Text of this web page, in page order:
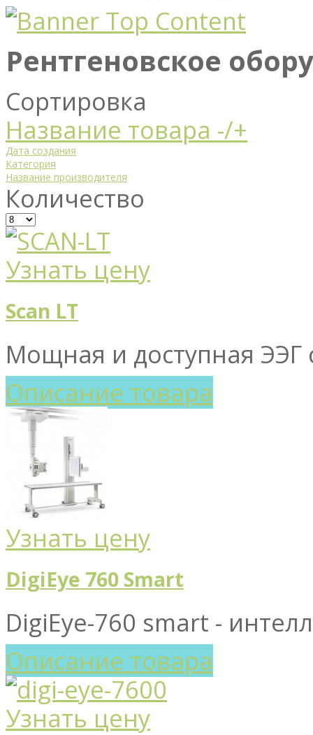
Рентгеновское
Сортировка
Название товара -/+
Дата создания
Категория
Название производителя
Количество
Узнать цену
Scan LT
Мощная и доступная ЭЭГ
Описание товара
Узнать цену
DigiEye 760 Smart
DigiEye-760 smart -
Описание товара
Узнать цену